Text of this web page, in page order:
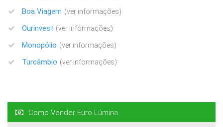
Boa Viagem (ver informações)
Ourinvest (ver informações)
Monopólio (ver informações)
Turcâmbio (ver informações)
Como Vender Euro Lúmina